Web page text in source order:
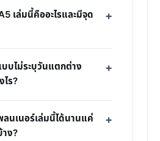
เล่มนี้คืออะไรและมีจุด
บไม่ระบุวันแตกต่าง
ร?
นเนอร์เล่มนี้ได้นานแค่
ง?